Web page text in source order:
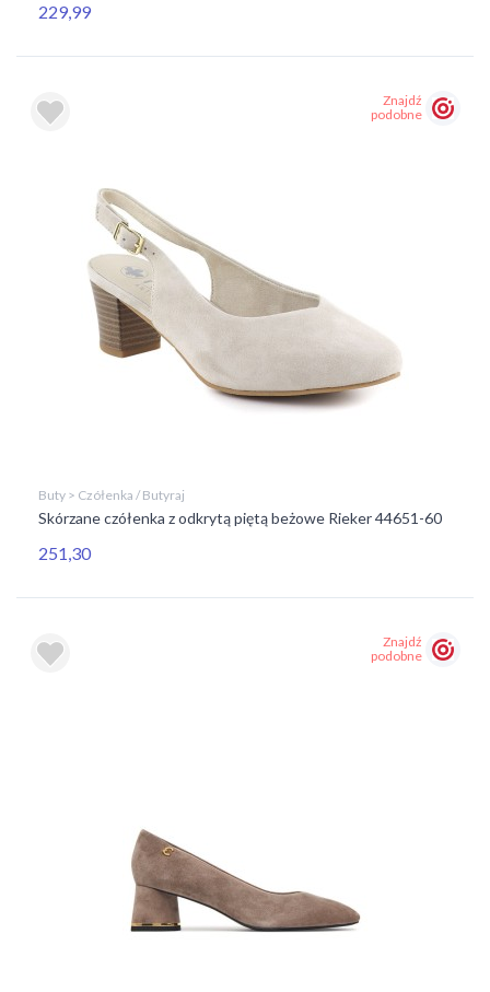
229,99
Znajdź
podobne
Buty > Czółenka / Butyraj
Skórzane czółenka z odkrytą piętą beżowe Rieker 44651-60
251,30
Znajdź
podobne